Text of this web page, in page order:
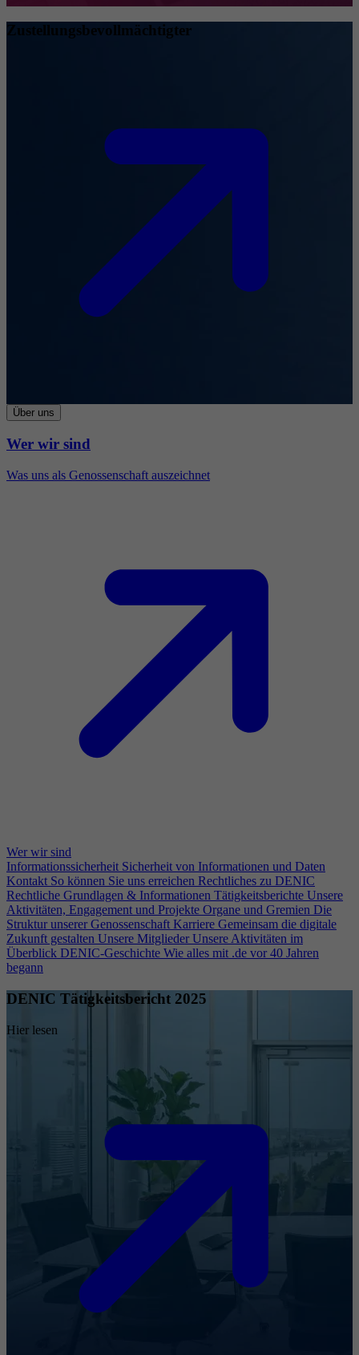
Zustellungsbevollmächtigter
Über uns
Wer wir sind
Was uns als Genossenschaft auszeichnet
Wer wir sind
Informationssicherheit Sicherheit von Informationen und Daten
Kontakt So können Sie uns erreichen Rechtliches zu DENIC
Rechtliche Grundlagen & Informationen Tätigkeitsberichte Unsere
Aktivitäten, Engagement und Projekte Organe und Gremien Die
Struktur unserer Genossenschaft Karriere Gemeinsam die digitale
Zukunft gestalten Unsere Mitglieder Unsere Aktivitäten im
Überblick DENIC-Geschichte Wie alles mit .de vor 40 Jahren
begann
DENIC Tätigkeitsbericht 2025
Hier lesen